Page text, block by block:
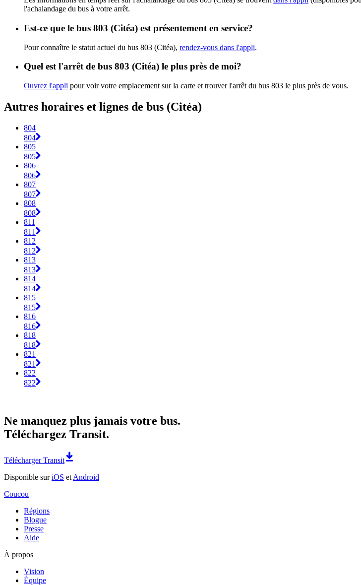
l'achalandage du bus à votre arrêt.
Est-ce que le bus 803 (Citéa) est présentement en service?
Pour connaître le statut actuel du bus 803 (Citéa), rendez-vous dans l'appli.
Quel est l'arrêt de bus 803 (Citéa) le plus près de moi?
Ouvrez l'appli pour voir votre emplacement sur la carte et trouver l'arrêt du bus 803 le plus près de vous.
Autres horaires et lignes de bus (Citéa)
804
804
805
805
806
806
807
807
808
808
811
811
812
812
813
813
814
814
815
815
816
816
818
818
821
821
822
822
Ne manquez plus jamais votre bus.
Téléchargez Transit.
Télécharger Transit
Disponible suriOS et Android
Coucou
Régions
Blogue
Presse
Aide
À propos
Vision
Équipe